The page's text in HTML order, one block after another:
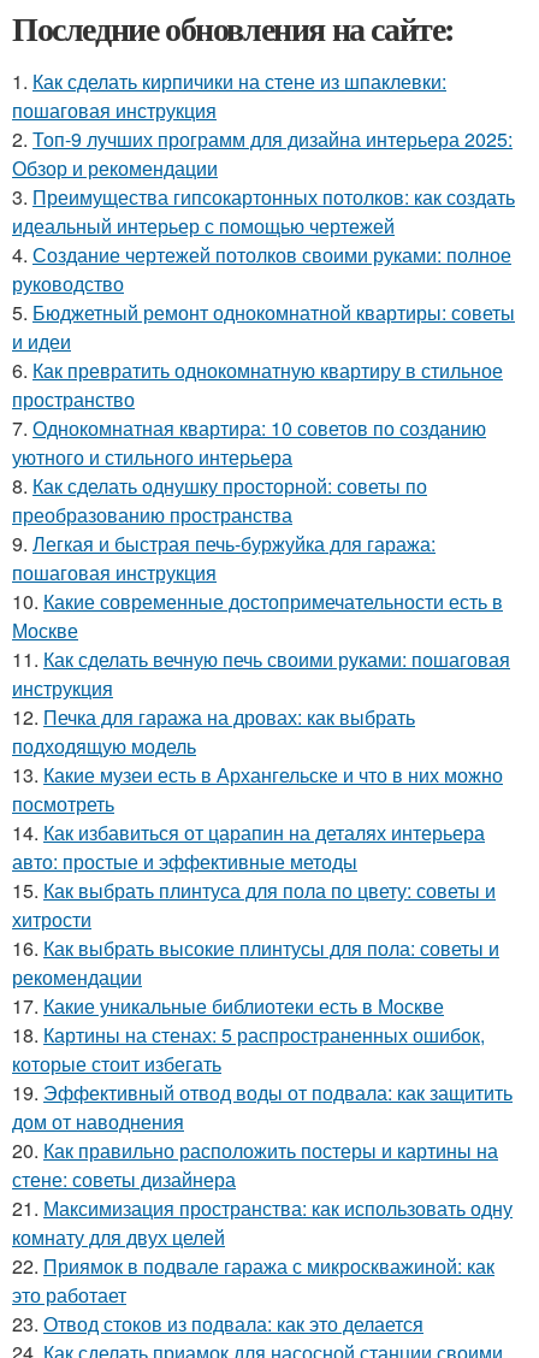
Последние обновления на сайте:
1. Как сделать кирпичики на стене из шпаклевки:
пошаговая инструкция
2. Топ-9 лучших программ для дизайна интерьера 2025:
Обзор и рекомендации
3. Преимущества гипсокартонных потолков: как создать
идеальный интерьер с помощью чертежей
4. Создание чертежей потолков своими руками: полное
руководство
5. Бюджетный ремонт однокомнатной квартиры: советы
и идеи
6. Как превратить однокомнатную квартиру в стильное
пространство
7. Однокомнатная квартира: 10 советов по созданию
уютного и стильного интерьера
8. Как сделать однушку просторной: советы по
преобразованию пространства
9. Легкая и быстрая печь-буржуйка для гаража:
пошаговая инструкция
10. Какие современные достопримечательности есть в
Москве
11. Как сделать вечную печь своими руками: пошаговая
инструкция
12. Печка для гаража на дровах: как выбрать
подходящую модель
13. Какие музеи есть в Архангельске и что в них можно
посмотреть
14. Как избавиться от царапин на деталях интерьера
авто: простые и эффективные методы
15. Как выбрать плинтуса для пола по цвету: советы и
хитрости
16. Как выбрать высокие плинтусы для пола: советы и
рекомендации
17. Какие уникальные библиотеки есть в Москве
18. Картины на стенах: 5 распространенных ошибок,
которые стоит избегать
19. Эффективный отвод воды от подвала: как защитить
дом от наводнения
20. Как правильно расположить постеры и картины на
стене: советы дизайнера
21. Максимизация пространства: как использовать одну
комнату для двух целей
22. Приямок в подвале гаража с микроскважиной: как
это работает
23. Отвод стоков из подвала: как это делается